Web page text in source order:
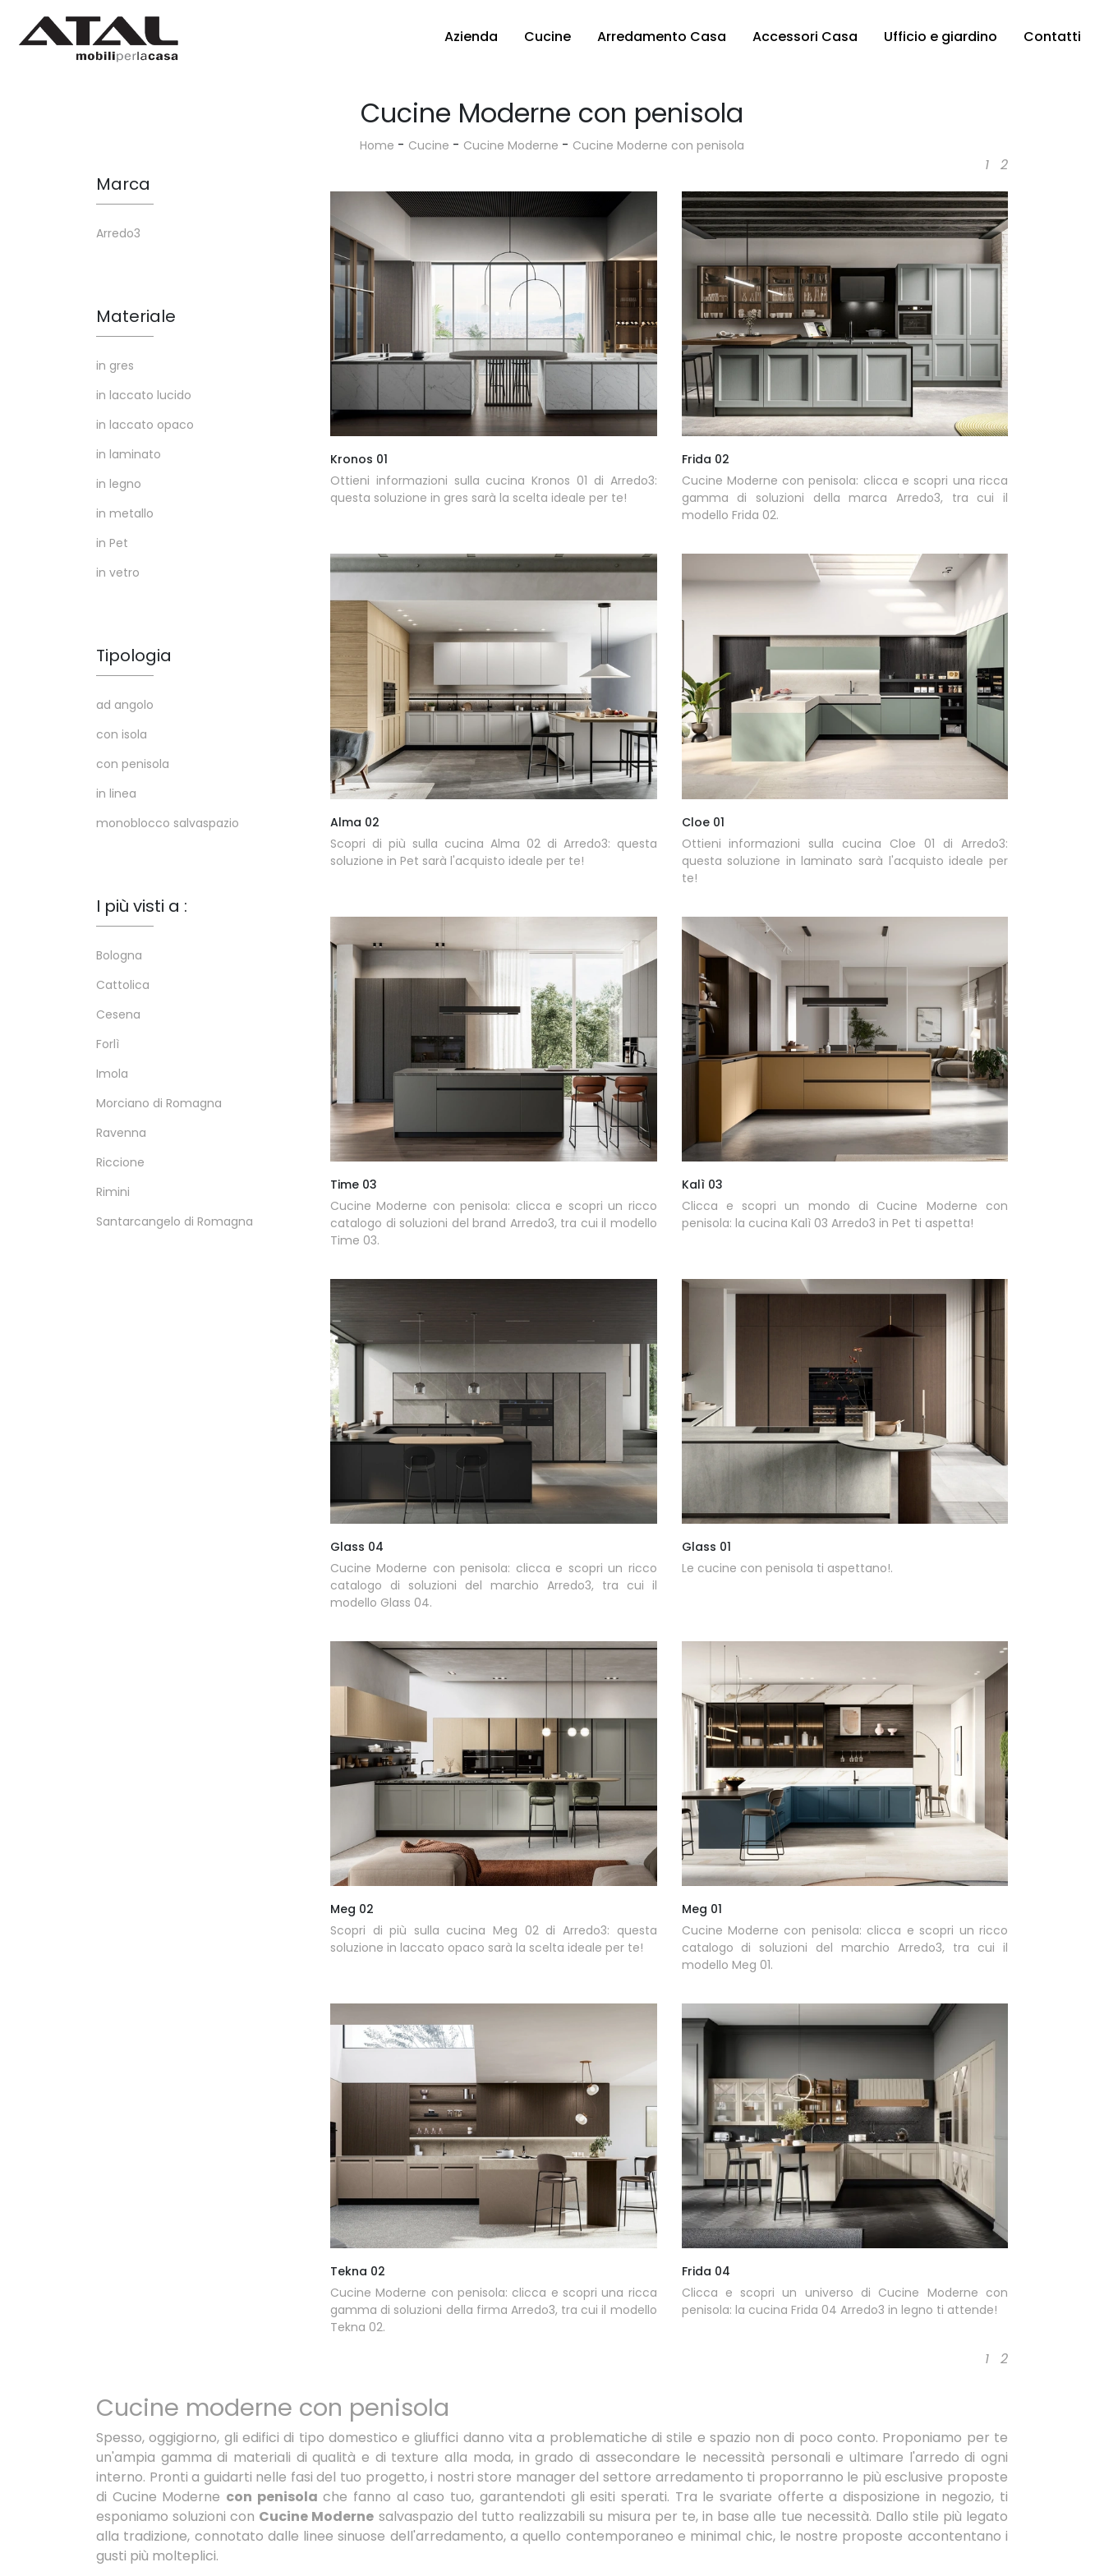
Azienda Cucine Arredamento Casa Accessori Casa Ufficio e giardino Contatti
Cucine Moderne con penisola
Home - Cucine - Cucine Moderne - Cucine Moderne con penisola
1 2
Kronos 01
Ottieni informazioni sulla cucina Kronos 01 di Arredo3:
questa soluzione in gres sarà la scelta ideale per te!
Frida 02
Cucine Moderne con penisola: clicca e scopri una ricca
gamma di soluzioni della marca Arredo3, tra cui il
modello Frida 02.
Alma 02
Scopri di più sulla cucina Alma 02 di Arredo3: questa
soluzione in Pet sarà l'acquisto ideale per te!
Cloe 01
Ottieni informazioni sulla cucina Cloe 01 di Arredo3:
questa soluzione in laminato sarà l'acquisto ideale per
te!
Time 03
Cucine Moderne con penisola: clicca e scopri un ricco
catalogo di soluzioni del brand Arredo3, tra cui il modello
Time 03.
Kalì 03
Clicca e scopri un mondo di Cucine Moderne con
penisola: la cucina Kalì 03 Arredo3 in Pet ti aspetta!
Glass 04
Cucine Moderne con penisola: clicca e scopri un ricco
catalogo di soluzioni del marchio Arredo3, tra cui il
modello Glass 04.
Glass 01
Le cucine con penisola ti aspettano!.
Meg 02
Scopri di più sulla cucina Meg 02 di Arredo3: questa
soluzione in laccato opaco sarà la scelta ideale per te!
Meg 01
Cucine Moderne con penisola: clicca e scopri un ricco
catalogo di soluzioni del marchio Arredo3, tra cui il
modello Meg 01.
Tekna 02
Cucine Moderne con penisola: clicca e scopri una ricca
gamma di soluzioni della firma Arredo3, tra cui il modello
Tekna 02.
Frida 04
Clicca e scopri un universo di Cucine Moderne con
penisola: la cucina Frida 04 Arredo3 in legno ti attende!
1 2
Marca
Arredo3
Materiale
in gres
in laccato lucido
in laccato opaco
in laminato
in legno
in metallo
in Pet
in vetro
Tipologia
ad angolo
con isola
con penisola
in linea
monoblocco salvaspazio
I più visti a :
Bologna
Cattolica
Cesena
Forlì
Imola
Morciano di Romagna
Ravenna
Riccione
Rimini
Santarcangelo di Romagna
Cucine moderne con penisola
Spesso, oggigiorno, gli edifici di tipo domestico e gliuffici danno vita a problematiche di stile e spazio non di poco conto. Proponiamo per te
un'ampia gamma di materiali di qualità e di texture alla moda, in grado di assecondare le necessità personali e ultimare l'arredo di ogni
interno. Pronti a guidarti nelle fasi del tuo progetto, i nostri store manager del settore arredamento ti proporranno le più esclusive proposte
di Cucine Moderne con penisola che fanno al caso tuo, garantendoti gli esiti sperati. Tra le svariate offerte a disposizione in negozio, ti
esponiamo soluzioni con Cucine Moderne salvaspazio del tutto realizzabili su misura per te, in base alle tue necessità. Dallo stile più legato
alla tradizione, connotato dalle linee sinuose dell'arredamento, a quello contemporaneo e minimal chic, le nostre proposte accontentano i
gusti più molteplici.